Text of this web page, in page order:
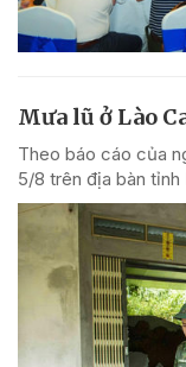
Mưa lũ ở Lào
Theo báo cáo của
5/8 trên địa bàn tỉnh